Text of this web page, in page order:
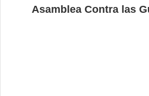
Asamblea Contra las